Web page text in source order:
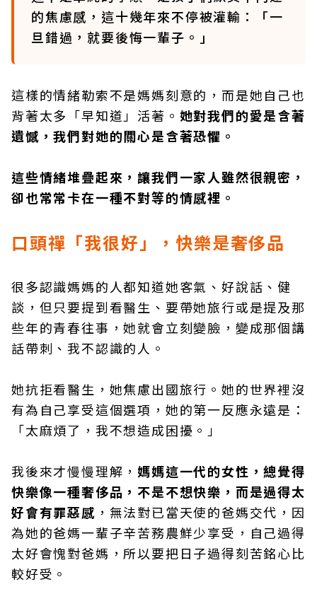
的焦慮感，這十幾年來不停被灌輸：「一
旦錯過，就要後悔一輩子。」
這樣的情緒勒索不是媽媽刻意的，而是她自己也
背著太多「早知道」活著。 她對我們的愛是含著
遺憾，我們對她的關心是含著恐懼。
這些情緒堆疊起來，讓我們一家人雖然很親密，
卻也常常卡在一種不對等的情感裡。
口頭禪「我很好」，快樂是奢侈品
很多認識媽媽的人都知道她客氣、好說話、健
談，但只要提到看醫生、要帶她旅行或是提及那
些年的青春往事，她就會立刻變臉，變成那個講
話帶刺、我不認識的人。
她抗拒看醫生，她焦慮出國旅行。她的世界裡沒
有為自己享受這個選項，她的第一反應永遠是：
「太麻煩了，我不想造成困擾。」
我後來才慢慢理解，媽媽這一代的女性，總覺得
快樂像一種奢侈品，不是不想快樂，而是過得太
好會有罪惡感 ，無法對已當天使的爸媽交代，因
為她的爸媽一輩子辛苦務農鮮少享受，自己過得
太好會愧對爸媽，所以要把日子過得刻苦銘心比
較好受。